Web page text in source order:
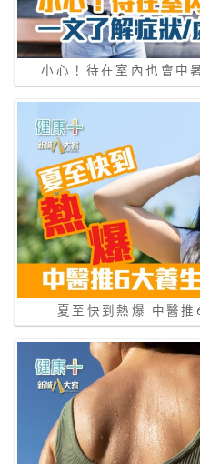
小心！待在室內也會中
夏至快到熱爆 中醫